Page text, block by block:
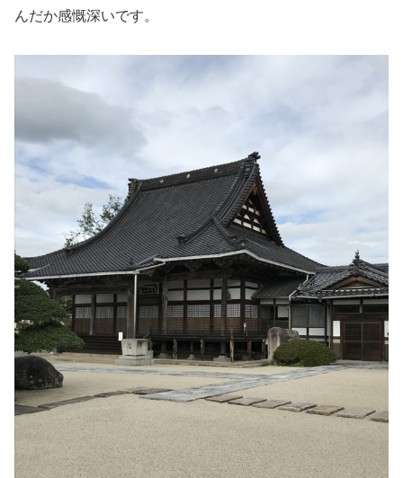
んだか感慨深いです。